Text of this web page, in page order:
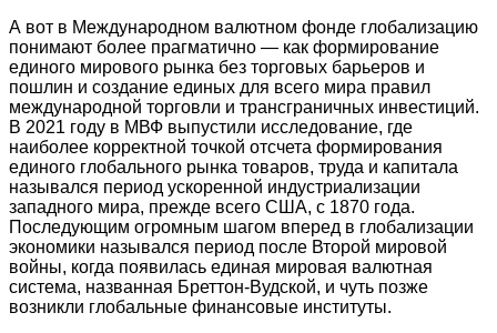
А вот в Международном валютном фонде глобализацию
понимают более прагматично — как формирование
единого мирового рынка без торговых барьеров и
пошлин и создание единых для всего мира правил
международной торговли и трансграничных инвестиций.
В 2021 году в МВФ выпустили исследование, где
наиболее корректной точкой отсчета формирования
единого глобального рынка товаров, труда и капитала
назывался период ускоренной индустриализации
западного мира, прежде всего США, с 1870 года.
Последующим огромным шагом вперед в глобализации
экономики назывался период после Второй мировой
войны, когда появилась единая мировая валютная
система, названная Бреттон-Вудской, и чуть позже
возникли глобальные финансовые институты.